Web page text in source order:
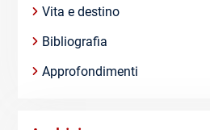
Vita e destino
Bibliografia
Approfondimenti